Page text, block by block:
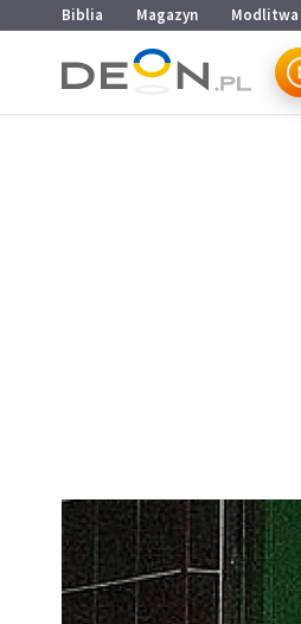
Przejdź do menu głównego
Przejdź do treści
Biblia Magazyn